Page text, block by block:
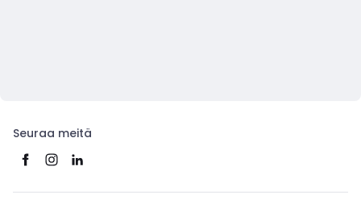
Seuraa meitä